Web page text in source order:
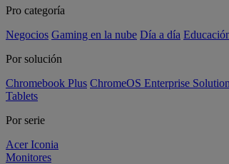
Pro categoría
Negocios Gaming en la nube Día a día
Por solución
Chromebook Plus ChromeOS Enterprise
Tablets
Por serie
Acer Iconia
Monitores